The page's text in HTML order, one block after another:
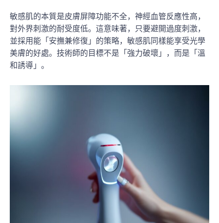
敏感肌的本質是皮膚屏障功能不全，神經血管反應性高，
對外界刺激的耐受度低。這意味著，只要避開過度刺激，
並採用能「安撫兼修復」的策略，敏感肌同樣能享受光學
美膚的好處。技術師的目標不是「強力破壞」，而是「溫
和誘導」。